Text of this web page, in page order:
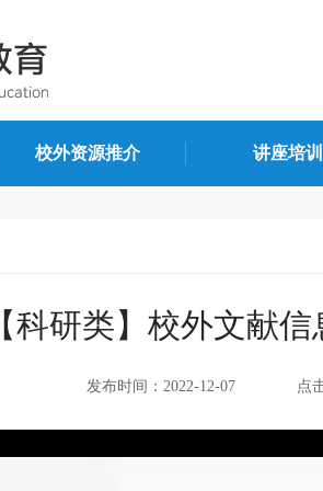
校外资源推介 讲座培训
【科研类】校外文献
发布时间：2022-12-07
点